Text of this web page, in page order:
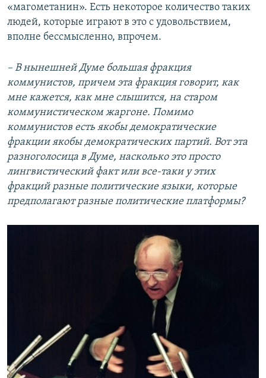
«магометанин». Есть некоторое количество таких
людей, которые играют в это с удовольствием,
вполне бессмысленно, впрочем.
– В нынешней Думе большая фракция
коммунистов, причем эта фракция говорит, как
мне кажется, как мне слышится, на старом
коммунистическом жаргоне. Помимо
коммунистов есть якобы демократические
фракции якобы демократических партий. Вот эта
разноголосица в Думе, насколько это просто
лингвистический факт или все-таки у этих
фракций разные политические языки, которые
предполагают разные политические платформы?